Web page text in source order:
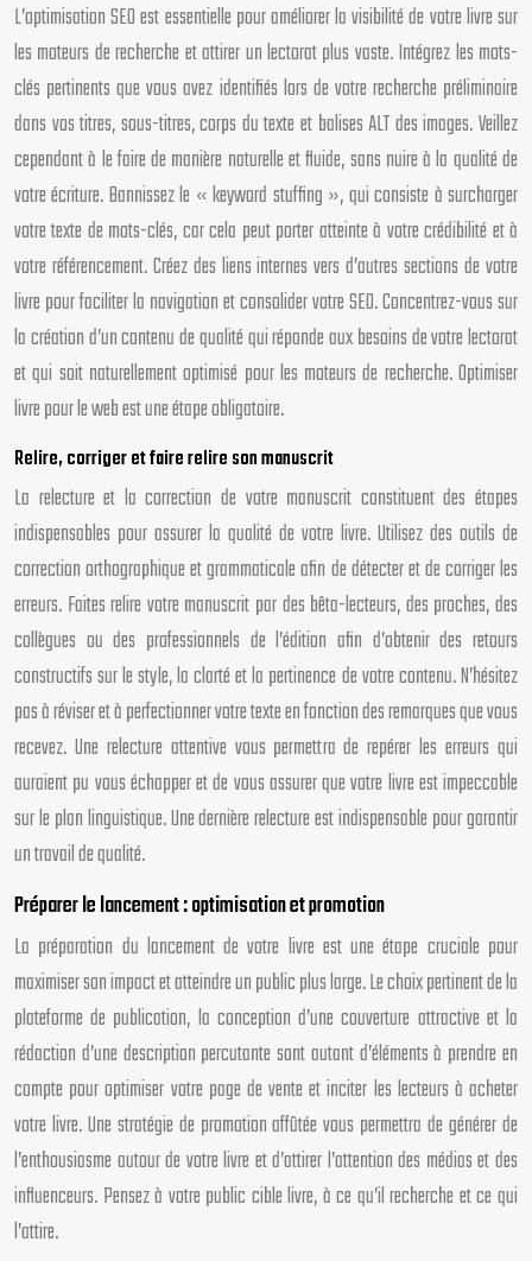
L’optimisation SEO est essentielle pour améliorer la visibilité de votre livre sur
les moteurs de recherche et attirer un lectorat plus vaste. Intégrez les mots-
clés pertinents que vous avez identifiés lors de votre recherche préliminaire
dans vos titres, sous-titres, corps du texte et balises ALT des images. Veillez
cependant à le faire de manière naturelle et fluide, sans nuire à la qualité de
votre écriture. Bannissez le « keyword stuffing », qui consiste à surcharger
votre texte de mots-clés, car cela peut porter atteinte à votre crédibilité et à
votre référencement. Créez des liens internes vers d’autres sections de votre
livre pour faciliter la navigation et consolider votre SEO. Concentrez-vous sur
la création d’un contenu de qualité qui réponde aux besoins de votre lectorat
et qui soit naturellement optimisé pour les moteurs de recherche. Optimiser
livre pour le web est une étape obligatoire.
Relire, corriger et faire relire son manuscrit
La relecture et la correction de votre manuscrit constituent des étapes
indispensables pour assurer la qualité de votre livre. Utilisez des outils de
correction orthographique et grammaticale afin de détecter et de corriger les
erreurs. Faites relire votre manuscrit par des bêta-lecteurs, des proches, des
collègues ou des professionnels de l’édition afin d’obtenir des retours
constructifs sur le style, la clarté et la pertinence de votre contenu. N’hésitez
pas à réviser et à perfectionner votre texte en fonction des remarques que vous
recevez. Une relecture attentive vous permettra de repérer les erreurs qui
auraient pu vous échapper et de vous assurer que votre livre est impeccable
sur le plan linguistique. Une dernière relecture est indispensable pour garantir
un travail de qualité.
Préparer le lancement : optimisation et promotion
La préparation du lancement de votre livre est une étape cruciale pour
maximiser son impact et atteindre un public plus large. Le choix pertinent de la
plateforme de publication, la conception d’une couverture attractive et la
rédaction d’une description percutante sont autant d’éléments à prendre en
compte pour optimiser votre page de vente et inciter les lecteurs à acheter
votre livre. Une stratégie de promotion affûtée vous permettra de générer de
l’enthousiasme autour de votre livre et d’attirer l’attention des médias et des
influenceurs. Pensez à votre public cible livre, à ce qu’il recherche et ce qui
l’attire.